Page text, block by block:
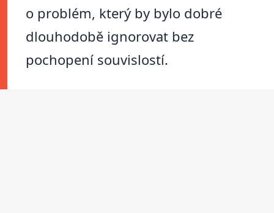
o problém, který by bylo dobré
dlouhodobě ignorovat bez
pochopení souvislostí.